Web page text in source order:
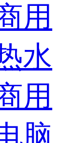
用
水
用
脑